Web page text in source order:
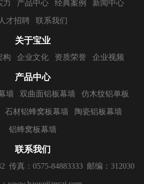
力 产品中心 经典案例 新闻中心
人才招聘 联系我们
关于宝业
构 企业文化 资质荣誉 企业视频
产品中心
墙 双曲面铝板幕墙 仿木纹铝单板
石材铝蜂窝板幕墙 陶瓷铝板幕墙
铝蜂窝板幕墙
联系我们
传真：0575-84883333 邮编：312030